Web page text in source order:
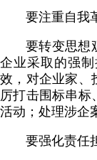
要注重自我
要转变思想
企业采取的强
效，对企业家、
厉打击围标串
活动；处理涉企
要强化责任